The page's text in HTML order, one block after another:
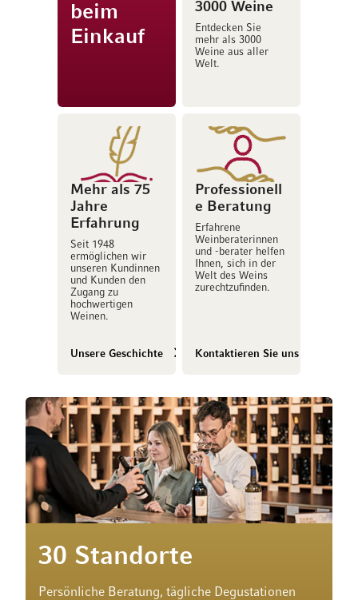
beim
Einkauf
3000 Weine
Entdecken Sie
mehr als 3000
Weine aus aller
Welt.
Mehr als 75
Jahre
Erfahrung
Seit 1948
ermöglichen wir
unseren Kundinnen
und Kunden den
Zugang zu
hochwertigen
Weinen.
Unsere Geschichte
Professionell
e Beratung
Erfahrene
Weinberaterinnen
und -berater helfen
Ihnen, sich in der
Welt des Weins
zurechtzufinden.
Kontaktieren Sie uns
30 Standorte
Persönliche Beratung, tägliche Degustationen